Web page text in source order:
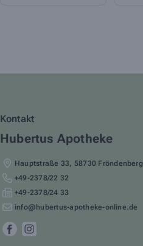
Kontakt
Hubertus Apotheke
Hauptstraße 33, 58730 Fröndenberg
+49-2378/22 32
+49-2378/24 33
info@hubertus-apotheke-online.de